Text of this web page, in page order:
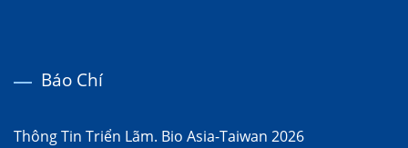
Báo Chí
Thông Tin Triển Lãm. Bio Asia-Taiwan 2026